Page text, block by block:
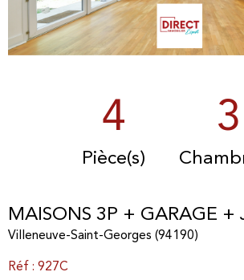
4
Pièce(s)
3
MAISONS 3P + GARAGE +
Villeneuve-Saint-Georges (94190)
Réf : 927C